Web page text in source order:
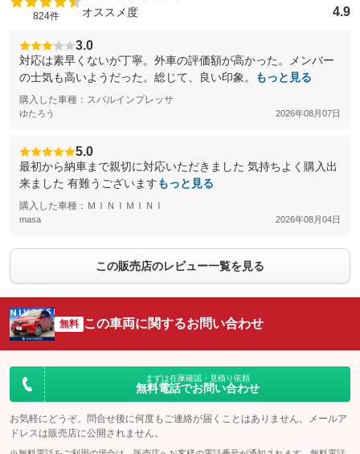
824件 オススメ度 4.9
3.0
対応は素早くないが丁寧。外車の評価額が高かった。メンバー
の士気も高いようだった。総じて、良い印象。
もっと見る
購入した車種：スバルインプレッサ
ゆたろう 2026年08月07日
5.0
最初から納車まで親切に対応いただきました 気持ちよく購入出
来ました 有難うございますもっと見る
購入した車種：ＭＩＮＩＭＩＮＩ
masa 2026年08月04日
この販売店のレビュー一覧を見る
無料 この車両に関するお問い合わせ
まずは在庫確認・見積り依頼
無料電話でお問い合わせ
お気軽にどうぞ。問合せ後に何度もご連絡が届くことはありません。メールア
ドレスは販売店に公開されません。